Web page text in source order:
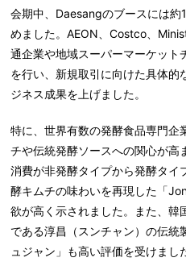
会期中、Daesangのブースには
めました。AEON、Costco、
通企業や地域スーパーマーケット
を行い、新規取引に向けた具体
ジネス成果を上げました。
特に、世界有数の発酵食品専門企
チや伝統発酵ソースへの関心が高
消費が非発酵タイプから発酵タイ
酵キムチの味わいを再現した「
欲が高く示されました。また、韓
である淳昌（スンチャン）の伝統
ュジャン」も高い評価を受けまし